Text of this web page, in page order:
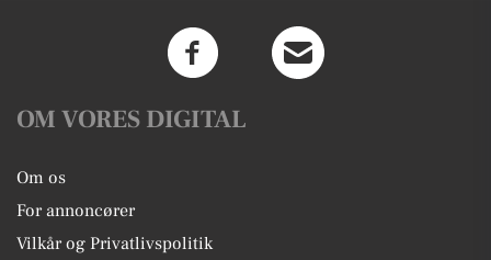
OM VORES DIGITAL
Om os
For annoncører
Vilkår og Privatlivspolitik